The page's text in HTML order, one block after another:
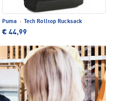
Puma · Tech Rolltop Rucksack
€ 44,99